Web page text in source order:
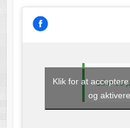
Like os
Klik for at
og